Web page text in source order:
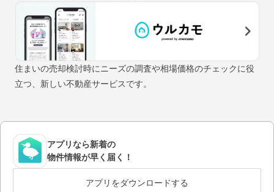
住まいの売却検討時にニーズの調査や相場価格のチェックに役
立つ、新しい不動産サービスです。
アプリなら新着の
物件情報が早く届く！
アプリをダウンロードする